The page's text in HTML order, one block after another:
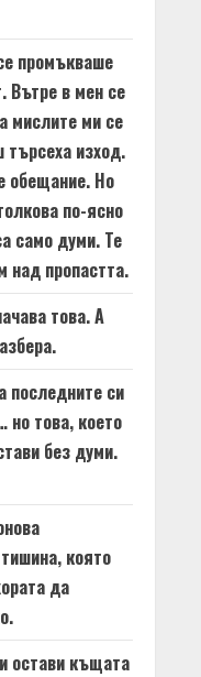
промъкваше
Вътре в мен се
мислите ми се
търсеха изход.
обещание. Но
по-ясно
само думи. Те
над пропастта.
това. А
последните си
но това, което
без думи.
която
да
остави къщата